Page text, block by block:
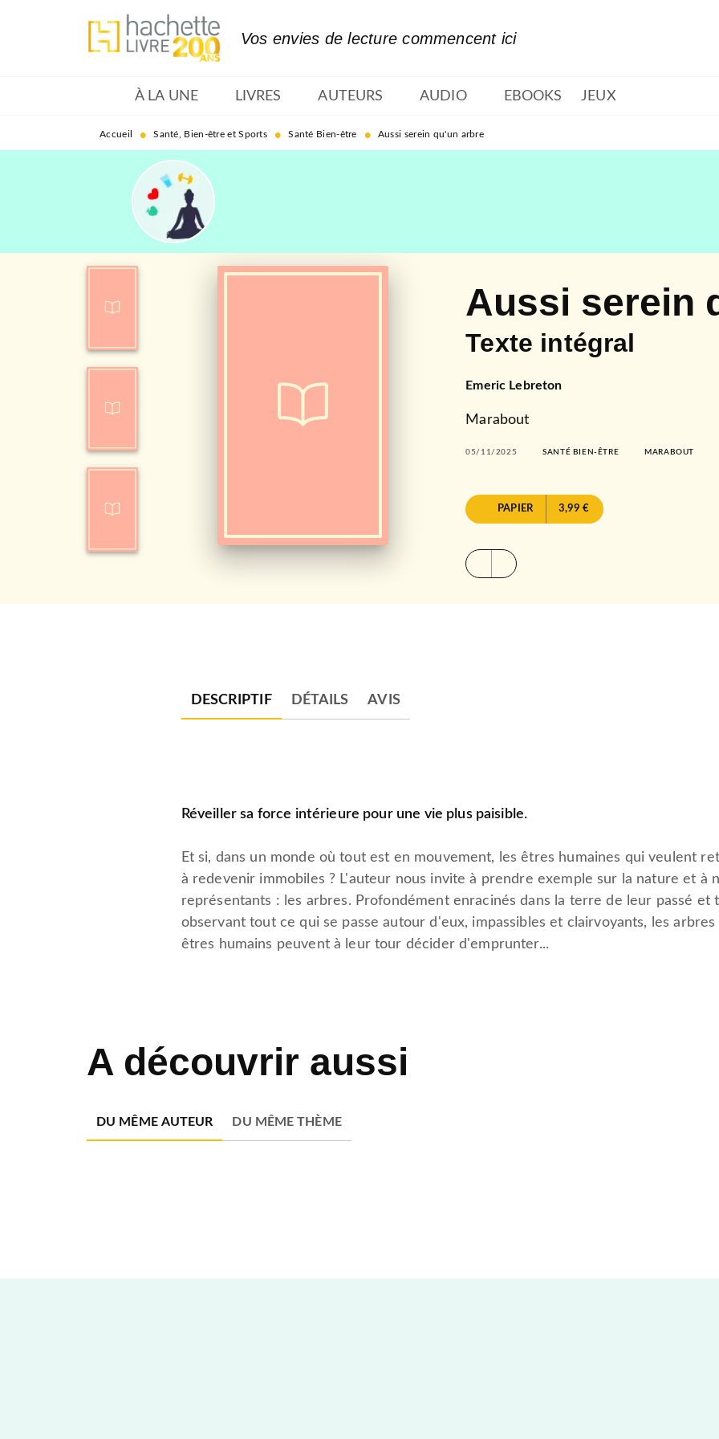
MENU RECHERCHE
Vos envies de lecture commencent ici
À LA UNE LIVRES AUTEURS AUDIO EBOOKS JEUX
Accueil • Santé, Bien-être et Sports • Santé Bien-être • Aussi serein qu'un arbre
Aussi serein
Texte intégral
Emeric Lebreton
Marabout
05/11/2025 SANTÉ BIEN-ÊTRE MARABOUT
PAPIER 3,99 €
DESCRIPTIF DÉTAILS AVIS
Réveiller sa force intérieure pour une vie plus paisible.
Et si, dans un monde où tout est en mouvement, les êtres humaines qui veulent
à redevenir immobiles ? L'auteur nous invite à prendre exemple sur la nature et à
représentants : les arbres. Profondément enracinés dans la terre de leur passé et
observant tout ce qui se passe autour d'eux, impassibles et clairvoyants, les
êtres humains peuvent à leur tour décider d'emprunter...
A découvrir aussi
DU MÊME AUTEUR DU MÊME THÈME